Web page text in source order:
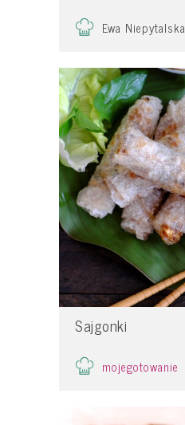
Ewa Niepytalska
Sajgonki
mojegotowanie